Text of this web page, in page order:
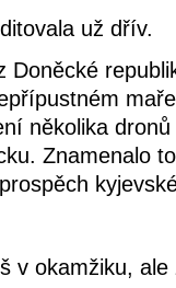
už dřív.
Doněcké
několika
Znamenalo
v okamžiku,